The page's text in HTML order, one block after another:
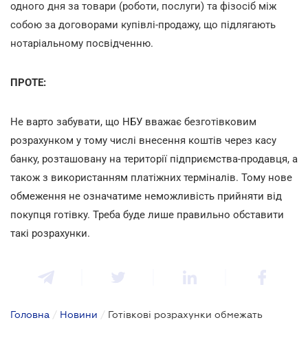
одного дня за товари (роботи, послуги) та фізосіб між
собою за договорами купівлі-продажу, що підлягають
нотаріальному посвідченню.
ПРОТЕ:
Не варто забувати, що НБУ вважає безготівковим
розрахунком у тому числі внесення коштів через касу
банку, розташовану на території підприємства-продавця, а
також з використанням платіжних терміналів. Тому нове
обмеження не означатиме неможливість прийняти від
покупця готівку. Треба буде лише правильно обставити
такі розрахунки.
Головна / Новини / Готівкові розрахунки обмежать